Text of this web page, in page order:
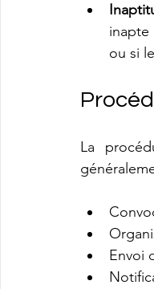
ou si
La
Envoi